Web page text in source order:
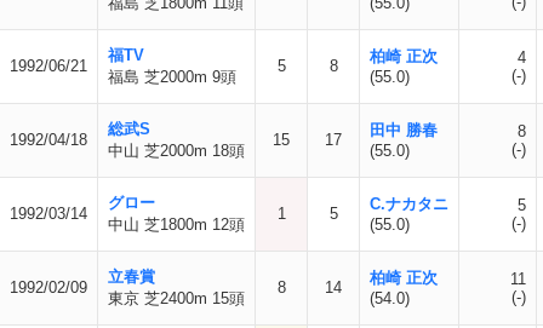
1992/06/21
福TV
福島 芝2000m 9頭
5 8
柏崎 正次
(55.0)
4
(-)
1992/04/18
総武S
中山 芝2000m 18頭
15 17
田中 勝春
(55.0)
8
(-)
1992/03/14
グロー
中山 芝1800m 12頭
1 5
C.ナカタニ
(55.0)
5
(-)
1992/02/09
立春賞
東京 芝2400m 15頭
8 14
柏崎 正次
(54.0)
11
(-)